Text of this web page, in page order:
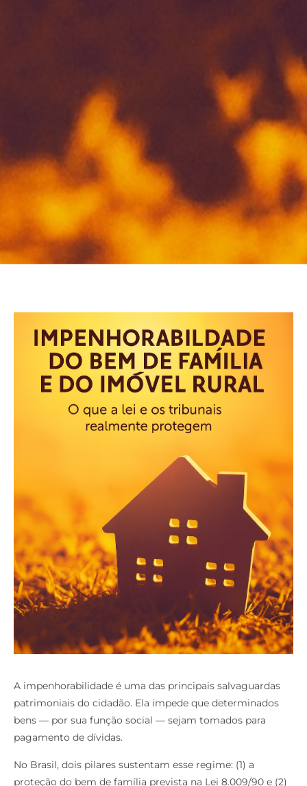
A impenhorabilidade é uma das principais salvaguardas
patrimoniais do cidadão. Ela impede que determinados
bens — por sua função social — sejam tomados para
pagamento de dívidas.
No Brasil, dois pilares sustentam esse regime: (1) a
proteção do bem de família prevista na Lei 8.009/90 e (2)